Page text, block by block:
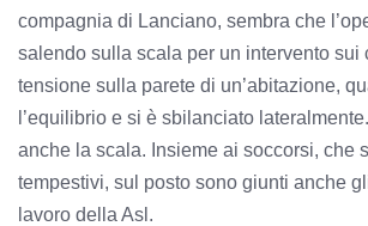
compagnia di Lanciano, sembra che
salendo sulla scala per un intervento sui
tensione sulla parete di un’abitazione,
l’equilibrio e si è sbilanciato
anche la scala. Insieme ai soccorsi, che
tempestivi, sul posto sono giunti anche
lavoro della Asl.